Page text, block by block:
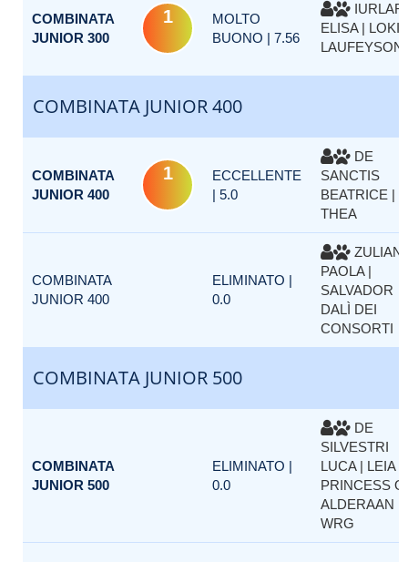
COMBINATA
JUNIOR 300
1
MOLTO
BUONO | 7.56
ELISA | LOKI
LAUFEYSON
COMBINATA JUNIOR 400
COMBINATA
JUNIOR 400
1
ECCELLENTE
| 5.0
DE
SANCTIS
BEATRICE |
THEA
COMBINATA
JUNIOR 400
ELIMINATO |
0.0
ZULIAN
PAOLA |
SALVADOR
DALÌ DEI
CONSORTI
COMBINATA JUNIOR 500
COMBINATA
JUNIOR 500
ELIMINATO |
0.0
DE
SILVESTRI
LUCA | LEIA
PRINCESS
ALDERAAN
WRG